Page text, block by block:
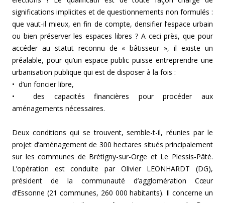
significations implicites et de questionnements non formulés :
que vaut-il mieux, en fin de compte, densifier l’espace urbain
ou bien préserver les espaces libres ? A ceci près, que pour
accéder au statut reconnu de « bâtisseur », il existe un
préalable, pour qu’un espace public puisse entreprendre une
urbanisation publique qui est de disposer à la fois :
• d’un foncier libre,
• des capacités financières pour procéder aux
aménagements nécessaires.
Deux conditions qui se trouvent, semble-t-il, réunies par le
projet d’aménagement de 300 hectares situés principalement
sur les communes de Brétigny-sur-Orge et Le Plessis-Pâté.
L’opération est conduite par Olivier LEONHARDT (DG),
président de la communauté d’agglomération Cœur
d’Essonne (21 communes, 260 000 habitants). Il concerne un